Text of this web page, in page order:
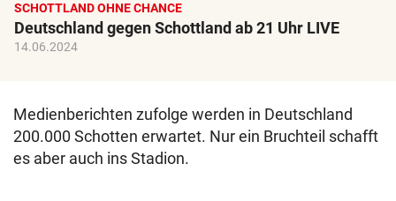
SCHOTTLAND OHNE CHANCE
Deutschland gegen Schottland ab 21 Uhr LIVE
14.06.2024
Medienberichten zufolge werden in Deutschland
200.000 Schotten erwartet. Nur ein Bruchteil schafft
es aber auch ins Stadion.